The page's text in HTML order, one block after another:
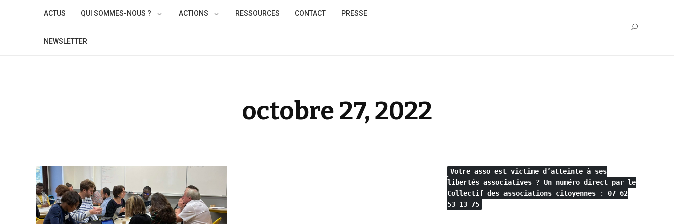
ACTUS QUI SOMMES-NOUS ? ACTIONS RESSOURCES CONTACT PRESSE
NEWSLETTER
octobre 27, 2022
Votre asso est victime d’atteinte à ses
libertés associatives ? Un numéro direct par le
Collectif des associations citoyennes : 07 62
53 13 75